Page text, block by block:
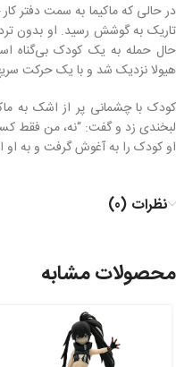
در حالی که ماکیما به سمت دفتر
تاریک به گوشش رسید. او بدون
حال حمله به یک کودک بی‌گناه
هیولا نزدیک شد و با یک حرکت
کودک با چشمانی پر از اشک به
لبخندی زد و گفت: “نه، من فقط
او کودک را به آغوش گرفت و به
نظرات (0)
محصولات مشابه